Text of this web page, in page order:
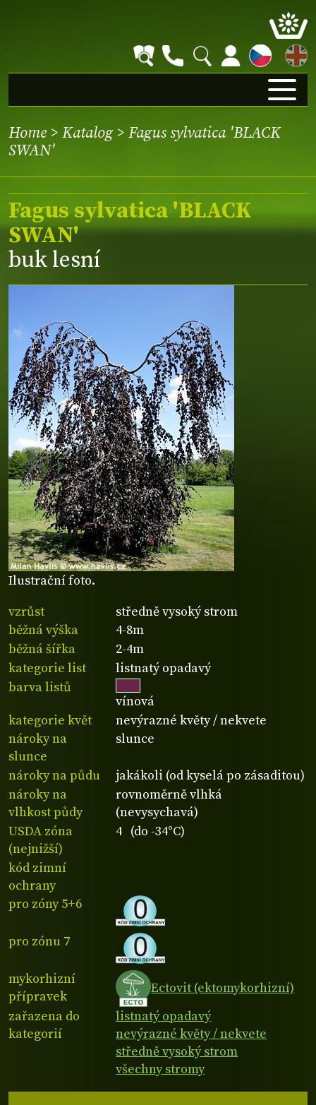
EN
Home > Katalog> Fagus sylvatica 'BLACK
SWAN'
Ilustrační foto.
Fagus sylvatica 'BLACK
SWAN'
buk lesní
vzrůst
středně vysoký strom
běžná výška
4-8m
běžná šířka
2-4m
kategorie list
listnatý opadavý
barva listů
vínová
kategorie květ
nevýrazné květy / nekvete
nároky na
slunce
slunce
nároky na půdu
jakákoli (od kyselá po zásaditou)
nároky na
vlhkost půdy
rovnoměrně vlhká
(nevysychavá)
USDA zóna
(nejnižší)
4 (do -34°C)
kód zimní
ochrany
pro zóny 5+6
pro zónu 7
mykorhizní
přípravek
Ectovit (ektomykorhizní)
zařazena do
kategorií
listnatý opadavý
nevýrazné květy / nekvete
středně vysoký strom
všechny stromy